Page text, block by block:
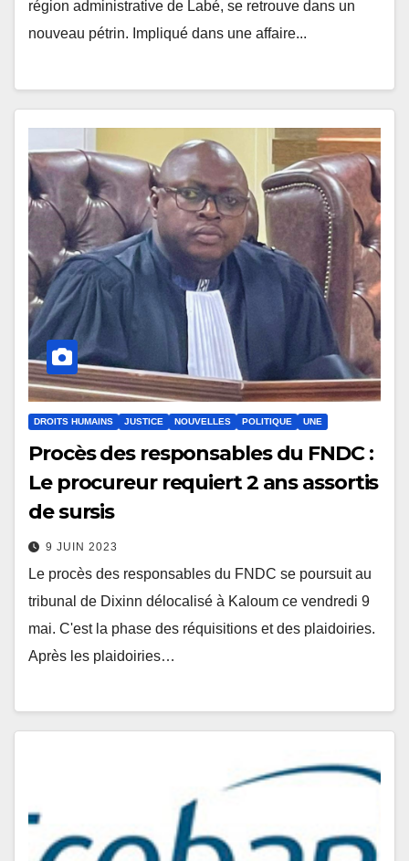
région administrative de Labé, se retrouve dans un
nouveau pétrin. Impliqué dans une affaire...
DROITS HUMAINS JUSTICE NOUVELLES POLITIQUE UNE
Procès des responsables du FNDC :
Le procureur requiert 2 ans assortis
de sursis
9 JUIN 2023
Le procès des responsables du FNDC se poursuit au
tribunal de Dixinn délocalisé à Kaloum ce vendredi 9
mai. C'est la phase des réquisitions et des plaidoiries.
Après les plaidoiries…